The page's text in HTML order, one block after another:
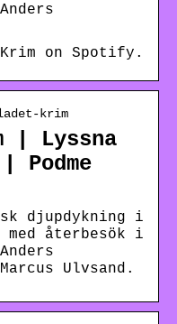
on Spotify.
krim
| Lyssna
djupdykning i
återbesök i
Ulvsand.